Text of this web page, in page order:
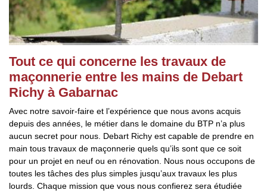
Tout ce qui concerne les travaux de
maçonnerie entre les mains de Debart
Richy à Gabarnac
Avec notre savoir-faire et l’expérience que nous avons acquis
depuis des années, le métier dans le domaine du BTP n’a plus
aucun secret pour nous. Debart Richy est capable de prendre en
main tous travaux de maçonnerie quels qu’ils sont que ce soit
pour un projet en neuf ou en rénovation. Nous nous occupons de
toutes les tâches des plus simples jusqu’aux travaux les plus
lourds. Chaque mission que vous nous confierez sera étudiée